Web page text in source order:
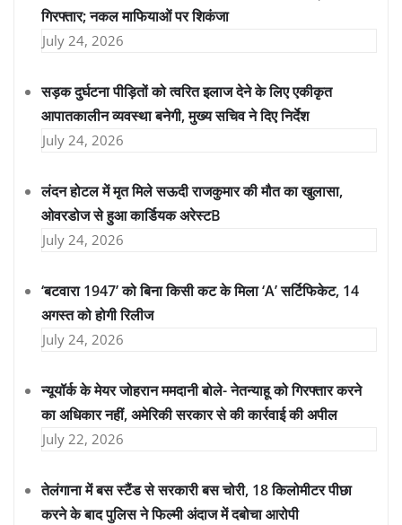
गिरफ्तार; नकल माफियाओं पर शिकंजा
July 24, 2026
सड़क दुर्घटना पीड़ितों को त्वरित इलाज देने के लिए एकीकृत
आपातकालीन व्यवस्था बनेगी, मुख्य सचिव ने दिए निर्देश
July 24, 2026
लंदन होटल में मृत मिले सऊदी राजकुमार की मौत का खुलासा,
ओवरडोज से हुआ कार्डियक अरेस्टB
July 24, 2026
‘बटवारा 1947’ को बिना किसी कट के मिला ‘A’ सर्टिफिकेट, 14
अगस्त को होगी रिलीज
July 24, 2026
न्यूयॉर्क के मेयर जोहरान ममदानी बोले- नेतन्याहू को गिरफ्तार करने
का अधिकार नहीं, अमेरिकी सरकार से की कार्रवाई की अपील
July 22, 2026
तेलंगाना में बस स्टैंड से सरकारी बस चोरी, 18 किलोमीटर पीछा
करने के बाद पुलिस ने फिल्मी अंदाज में दबोचा आरोपी